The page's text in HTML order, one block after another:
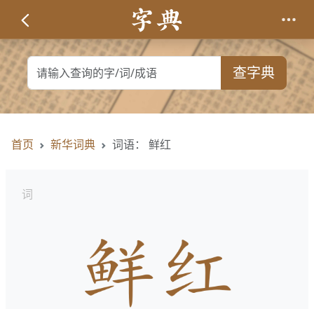
查字典
首页 新华词典 词语： 鲜红
词